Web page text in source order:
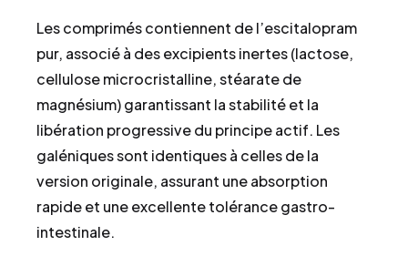
Les comprimés contiennent de l’escitalopram
pur, associé à des excipients inertes (lactose,
cellulose microcristalline, stéarate de
magnésium) garantissant la stabilité et la
libération progressive du principe actif. Les
galéniques sont identiques à celles de la
version originale, assurant une absorption
rapide et une excellente tolérance gastro-
intestinale.